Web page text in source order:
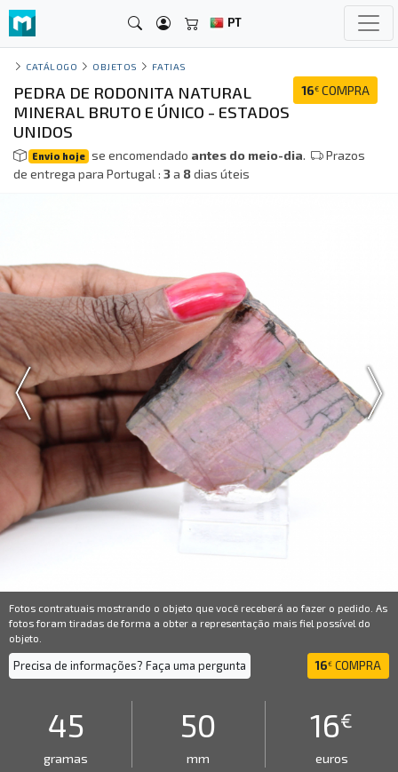
PT
CATÁLOGO OBJETOS FATIAS
16€ COMPRA
PEDRA DE RODONITA NATURAL
MINERAL BRUTO E ÚNICO - ESTADOS
UNIDOS
Envio hoje se encomendado antes do meio-dia.
Prazos
de entrega para Portugal : 3a 8dias úteis
Fotos contratuais mostrando o objeto que você receberá ao fazer o pedido. As
fotos foram tiradas de forma a obter a representação mais fiel possível do
objeto.
Precisa de informações? Faça uma pergunta 16€ COMPRA
45
gramas
50
mm
16€
euros